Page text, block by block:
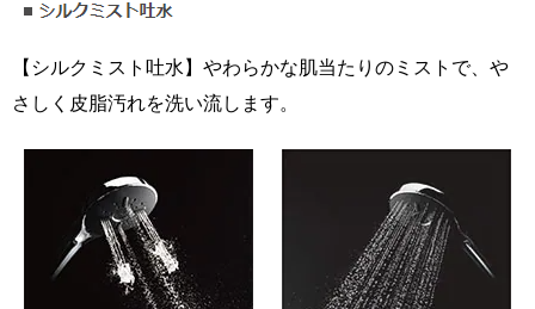
【シルクミスト吐水】やわらかな肌当たりのミストで、や
さしく皮脂汚れを洗い流します。